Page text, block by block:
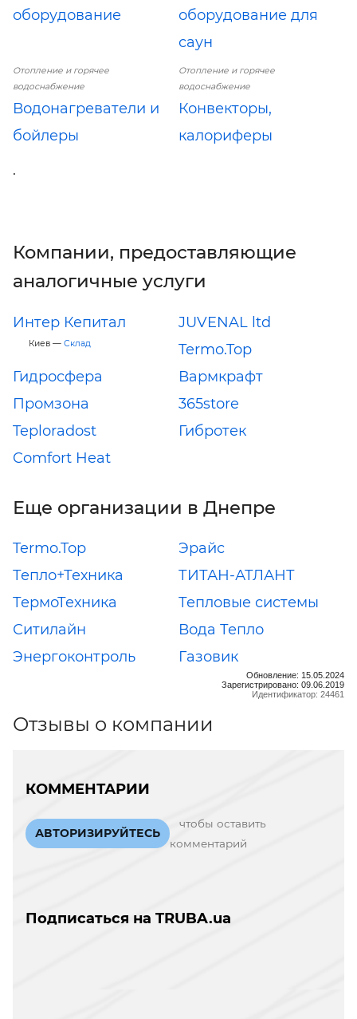
оборудование
оборудование для
саун
Отопление и горячее
водоснабжение
Водонагреватели и
бойлеры
Отопление и горячее
водоснабжение
Конвекторы,
калориферы
.
Компании, предоставляющие
аналогичные услуги
Интер Кепитал
Киев — Склад
JUVENAL ltd
Termo.Top
Гидросфера
Вармкрафт
Промзона
365store
Teploradost
Гибротек
Comfort Heat
Еще организации в Днепре
Termo.Top
Эрайс
Тепло+Техника
ТИТАН-АТЛАНТ
ТермоТехника
Тепловые системы
Ситилайн
Вода Тепло
Энергоконтроль
Газовик
Обновление: 15.05.2024
Зарегистрировано: 09.06.2019
Идентификатор: 24461
Отзывы о компании
КОММЕНТАРИИ
АВТОРИЗИРУЙТЕСЬ
чтобы оставить
комментарий
Подписаться на TRUBA.ua